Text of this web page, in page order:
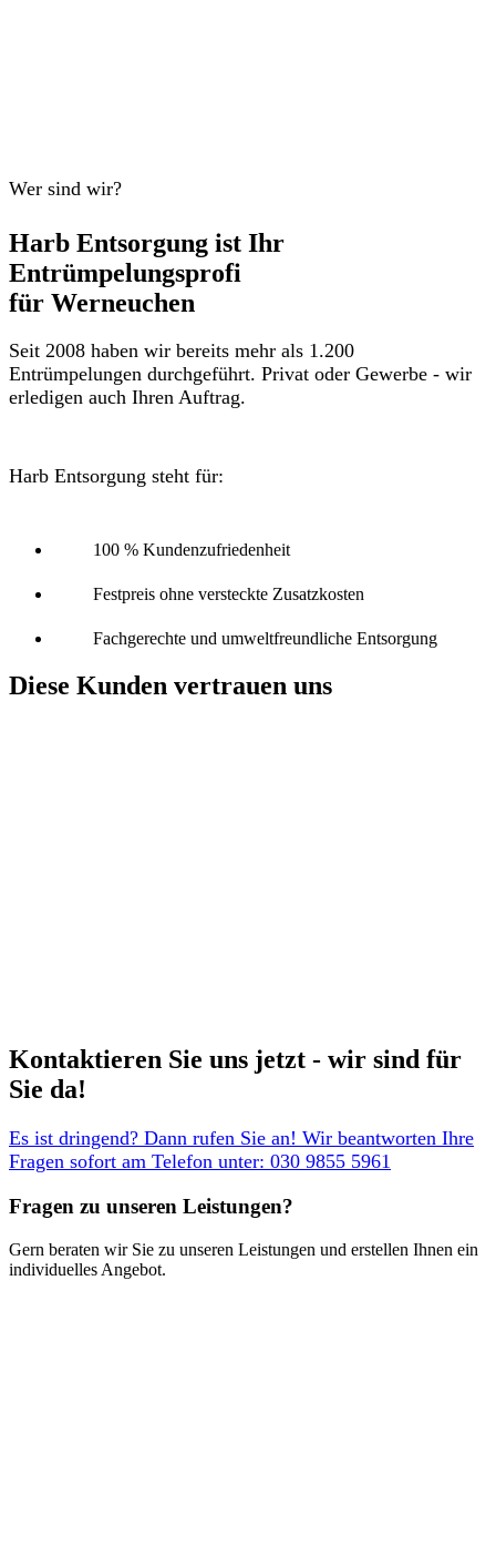
Wer sind wir?
Harb Entsorgung ist Ihr
Entrümpelungsprofi
für Werneuchen
Seit 2008 haben wir bereits mehr als 1.200
Entrümpelungen durchgeführt. Privat oder Gewerbe - wir
erledigen auch Ihren Auftrag.
Harb Entsorgung steht für:
100 % Kundenzufriedenheit
Festpreis ohne versteckte Zusatzkosten
Fachgerechte und umweltfreundliche Entsorgung
Diese Kunden vertrauen uns
Kontaktieren Sie uns jetzt - wir sind für
Sie da! ​
Es ist dringend? Dann rufen Sie an! Wir beantworten Ihre
Fragen sofort am Telefon unter: 030 9855 5961
Fragen zu unseren Leistungen?​
Gern beraten wir Sie zu unseren Leistungen und erstellen Ihnen ein
individuelles Angebot.